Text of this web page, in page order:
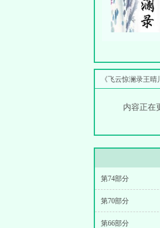
《飞云惊澜录王
内容正在
第74部分
第70部分
第66部分